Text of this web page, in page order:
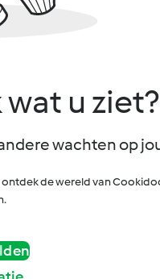
u ziet?
wachten op
de wereld van